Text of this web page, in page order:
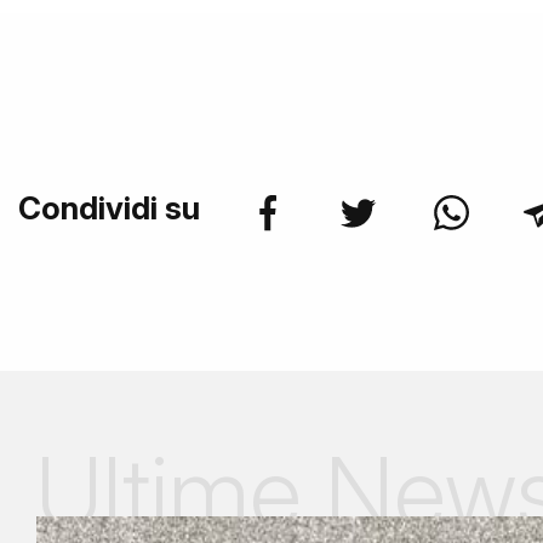
Condividi su
Ultime